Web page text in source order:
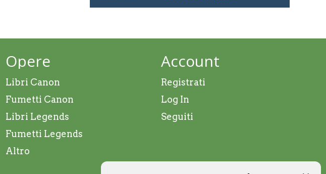
Opere
Libri Canon
Fumetti Canon
Libri Legends
Fumetti Legends
Altro
Account
Registrati
Log In
Seguiti